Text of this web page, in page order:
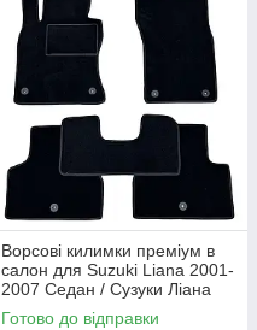
Ворсові килимки преміум в
салон для Suzuki Liana 2001-
2007 Седан / Сузуки Ліана
килимки
Готово до відправки